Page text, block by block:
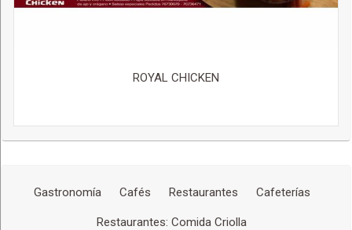
ROYAL CHICKEN
Gastronomía Cafés Restaurantes Cafeterías
Restaurantes: Comida Criolla